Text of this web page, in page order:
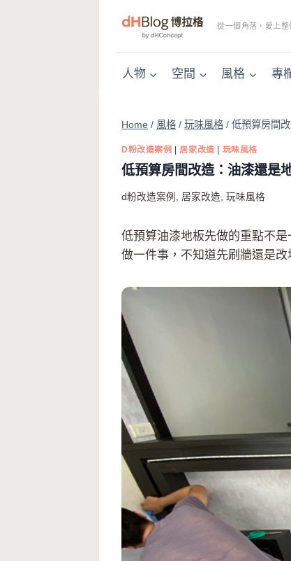
從一個角落，愛上整
人物 空間 風格 專
Home / 風格 / 玩味風格 / 低預算房間
D粉改造案例 |居家改造 | 玩味風格
低預算房間改造：油漆還是
d粉改造案例 , 居家改造, 玩味風格
低預算油漆地板先做的重點不
做一件事，不知道先刷牆還是